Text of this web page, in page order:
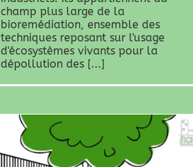
champ plus large de la
bioremédiation, ensemble des
techniques reposant sur l'usage
d'écosystèmes vivants pour la
dépollution des [...]